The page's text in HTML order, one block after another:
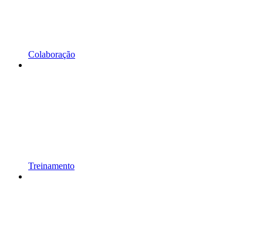
Colaboração
Treinamento